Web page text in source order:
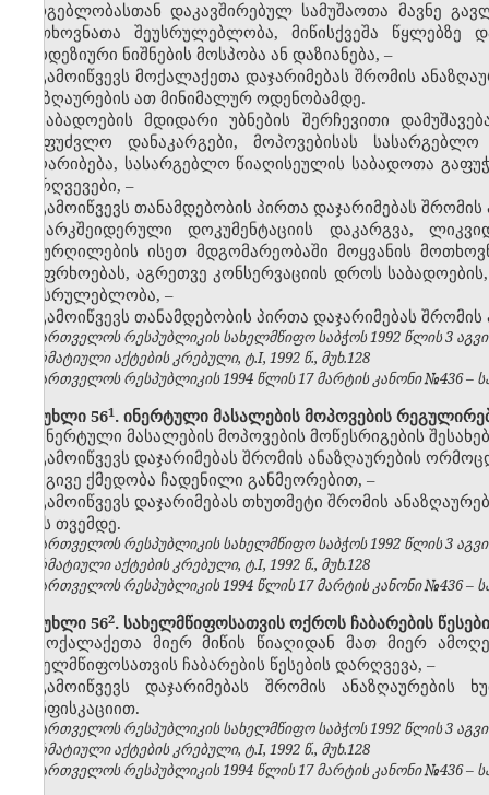
სარგებლობასთან დაკავშირებულ სამუშაოთა მავნე
მოთხოვნათა შეუსრულებლობა, მიწისქვეშა წყლებზე
გეოდეზიური ნიშნების მოსპობა ან დაზიანება, –
გამოიწვევს მოქალაქეთა დაჯარიმებას შრომის
ანაზღაურების ათ მინიმალურ ოდენობამდე.
საბადოების მდიდარი უბნების შერჩევითი
უსაფუძვლო დანაკარგები, მოპოვებისას
გაღარიბება, სასარგებლო წიაღისეულის საბადოთა
დარღვევები, –
გამოიწვევს თანამდებობის პირთა დაჯარიმებას
მარკშეიდერული დოკუმენტაციის დაკარგვა,
ჭაბურღილების ისეთ მდგომარეობაში მოყვანის
უსაფრხოებას, აგრეთვე კონსერვაციის დროს
შეუსრულებლობა, –
გამოიწვევს თანამდებობის პირთა დაჯარიმებას შრომის
საქართველოს რესპუბლიკის სახელმწიფო საბჭოს 1992 წლის 3
ნორმატიული აქტების კრებული, ტ.I, 1992 წ., მუხ.128
საქართველოს რესპუბლიკის 1994 წლის 17 მარტის კანონი №436 –
მუხლი 56​1. ინერტული მასალების მოპოვების
ინერტული მასალების მოპოვების მოწესრიგების
გამოიწვევს დაჯარიმებას შრომის ანაზღაურების
იგივე ქმედობა ჩადენილი განმეორებით, –
გამოიწვევს დაჯარიმებას თხუთმეტი შრომის
ექვს თვემდე.
საქართველოს რესპუბლიკის სახელმწიფო საბჭოს 1992 წლის 3
ნორმატიული აქტების კრებული, ტ.I, 1992 წ., მუხ.128
საქართველოს რესპუბლიკის 1994 წლის 17 მარტის კანონი №436 –
მუხლი 56​2. სახელმწიფოსათვის ოქროს ჩაბარების
მოქალაქეთა მიერ მიწის წიაღიდან მათ მიერ
სახელმწიფოსათვის ჩაბარების წესების დარღვევა, –
გამოიწვევს დაჯარიმებას შრომის
კონფისკაციით.
საქართველოს რესპუბლიკის სახელმწიფო საბჭოს 1992 წლის 3
ნორმატიული აქტების კრებული, ტ.I, 1992 წ., მუხ.128
საქართველოს რესპუბლიკის 1994 წლის 17 მარტის კანონი №436 –